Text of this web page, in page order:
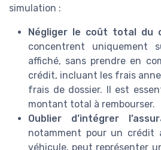
simulation :
Négliger le coût total du
concentrent uniquement
affiché, sans prendre en
crédit, incluant les frais
frais de dossier. Il est
montant total à rembourser.
Oublier d’intégrer
notamment pour un crédit
véhicule, peut représenter